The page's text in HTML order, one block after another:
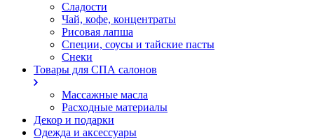
Сладости
Чай, кофе, концентраты
Рисовая лапша
Специи, соусы и тайские пасты
Снеки
Товары для СПА салонов
Массажные масла
Расходные материалы
Декор и подарки
Одежда и аксессуары